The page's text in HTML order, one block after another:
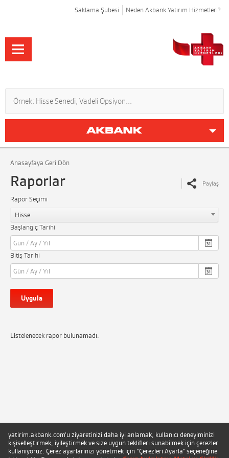
Saklama Şubesi Neden Akbank Yatırım Hizmetleri?
Anasayfaya Geri Dön
Raporlar Paylaş
Rapor Seçimi
Hisse
Başlangıç Tarihi
Bitiş Tarihi
Uygula
Listelenecek rapor bulunamadı.